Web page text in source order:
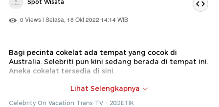
Spot Wisata
0 Views | Selasa, 18 Okt 2022 14:14 WIB
Bagi pecinta cokelat ada tempat yang cocok di
Australia. Selebriti pun kini sedang berada di tempat ini.
Aneka cokelat tersedia di sini.
Liputan dilakukan sebelum masa pandemi Covid-19
Lihat Selengkapnya
Celebrity On Vacation Trans TV - 20DETIK